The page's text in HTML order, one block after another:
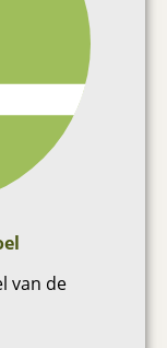
van de